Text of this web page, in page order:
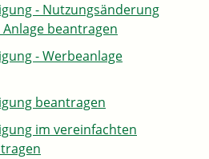
- Nutzungsänderung
beantragen
- Werbeanlage
beantragen
im vereinfachten